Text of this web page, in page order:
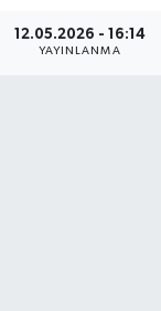
12.05.2026 - 16:14
YAYINLANMA